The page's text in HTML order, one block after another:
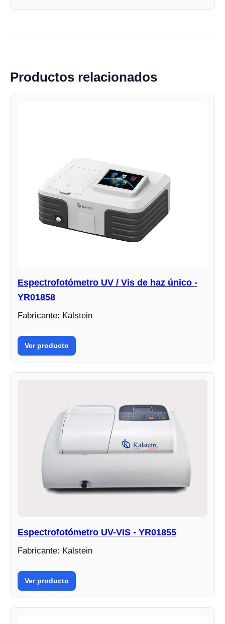
Productos relacionados
Espectrofotómetro UV / Vis de haz único -
YR01858
Fabricante: Kalstein
Ver producto
Espectrofotómetro UV-VIS - YR01855
Fabricante: Kalstein
Ver producto